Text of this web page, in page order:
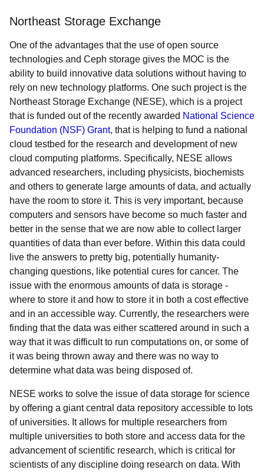
Northeast Storage Exchange
One of the advantages that the use of open source
technologies and Ceph storage gives the MOC is the
ability to build innovative data solutions without having to
rely on new technology platforms. One such project is the
Northeast Storage Exchange (NESE), which is a project
that is funded out of the recently awarded National Science
Foundation (NSF) Grant, that is helping to fund a national
cloud testbed for the research and development of new
cloud computing platforms. Specifically, NESE allows
advanced researchers, including physicists, biochemists
and others to generate large amounts of data, and actually
have the room to store it. This is very important, because
computers and sensors have become so much faster and
better in the sense that we are now able to collect larger
quantities of data than ever before. Within this data could
live the answers to pretty big, potentially humanity-
changing questions, like potential cures for cancer. The
issue with the enormous amounts of data is storage -
where to store it and how to store it in both a cost effective
and in an accessible way. Currently, the researchers were
finding that the data was either scattered around in such a
way that it was difficult to run computations on, or some of
it was being thrown away and there was no way to
determine what data was being disposed of.
NESE works to solve the issue of data storage for science
by offering a giant central data repository accessible to lots
of universities. It allows for multiple researchers from
multiple universities to both store and access data for the
advancement of scientific research, which is critical for
scientists of any discipline doing research on data. With